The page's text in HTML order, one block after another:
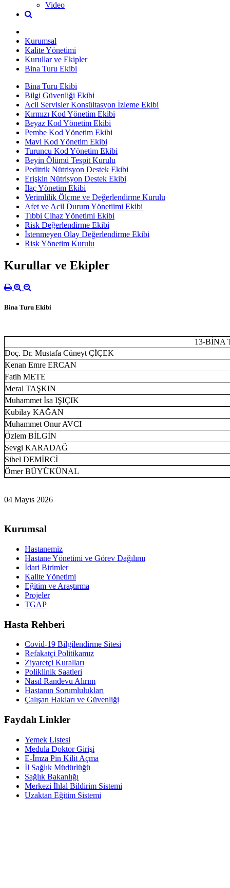
Video
Kurumsal
Kalite Yönetimi
Kurullar ve Ekipler
Bina Turu Ekibi
Bina Turu Ekibi
Bilgi Güvenliği Ekibi
Acil Servisler Konsültasyon İzleme Ekibi
Kırmızı Kod Yönetim Ekibi
Beyaz Kod Yönetim Ekibi
Pembe Kod Yönetim Ekibi
Mavi Kod Yönetim Ekibi
Turuncu Kod Yönetim Ekibi
Beyin Ölümü Tespit Kurulu
Peditrik Nütrisyon Destek Ekibi
Erişkin Nütrisyon Destek Ekibi
İlaç Yönetim Ekibi
Verimlilik Ölçme ve Değerlendirme Kurulu
Afet ve Acil Durum Yönetiimi Ekibi
Tıbbi Cihaz Yönetimi Ekibi
Risk Değerlendirme Ekibi
İstenmeyen Olay Değerlendirme Ekibi
Risk Yönetim Kurulu
Kurullar ve Ekipler
Bina Turu Ekibi
13-BİNA
Doç. Dr. Mustafa Cüneyt ÇİÇEK
Kenan Emre ERCAN
Fatih METE
Meral TAŞKIN
Muhammet İsa IŞIÇIK
Kubilay KAĞAN
Muhammet Onur AVCI
Özlem BİLGİN
Sevgi KARADAĞ
Sibel DEMİRCİ
Ömer BÜYÜKÜNAL
04 Mayıs 2026
Kurumsal
Hastanemiz
Hastane Yönetimi ve Görev Dağılımı
İdari Birimler
Kalite Yönetimi
Eğitim ve Araştırma
Projeler
TGAP
Hasta Rehberi
Covid-19 Bilgilendirme Sitesi
Refakatçi Politikamız
Ziyaretçi Kuralları
Poliklinik Saatleri
Nasıl Randevu Alırım
Hastanın Sorumlulukları
Çalışan Hakları ve Güvenliği
Faydalı Linkler
Yemek Listesi
Medula Doktor Girişi
E-İmza Pin Kilit Açma
İl Sağlık Müdürlüğü
Sağlık Bakanlığı
Merkezi İhlal Bildirim Sistemi
Uzaktan Eğitim Sistemi